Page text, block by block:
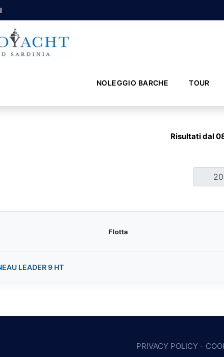
NOLEGGIO BARCHE TOUR
Risultati dal
Flotta
LEADER 9 HT
PRIVACY POLICY-